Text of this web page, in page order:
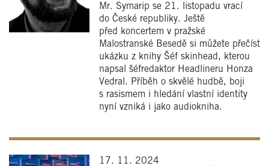
Mr. Symarip se 21. listopadu vrací
do České republiky. Ještě
před koncertem v pražské
Malostranské Besedě si můžete přečíst
ukázku z knihy Šéf skinhead, kterou
napsal šéfredaktor Headlineru Honza
Vedral. Příběh o skvělé hudbě, boji
s rasismem i hledání vlastní identity
nyní vzniká i jako audiokniha.
17. 11. 2024